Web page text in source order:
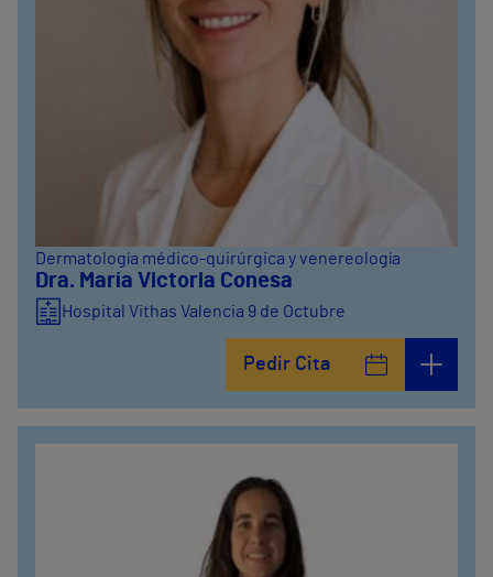
Dermatología médico-quirúrgica y venereología
Dra. María Victoria Conesa
Hospital Vithas Valencia 9 de Octubre
Pedir Cita